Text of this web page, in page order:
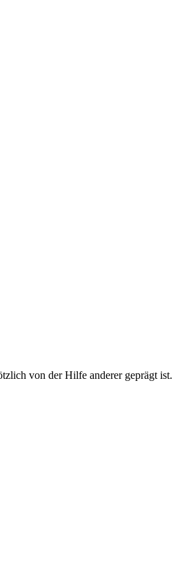
von der Hilfe anderer geprägt ist.